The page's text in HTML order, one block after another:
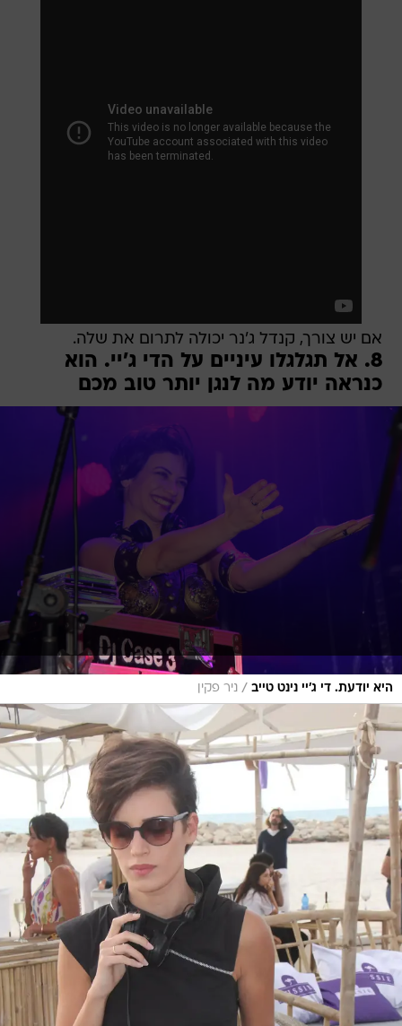
אם יש צורך, קנדל ג'נר יכולה לתרום את שלה.
8. אל תגלגלו עיניים על הדי ג'יי. הוא
כנראה יודע מה לנגן יותר טוב מכם
היא יודעת. די ג'יי נינט טייב / ניר פקין